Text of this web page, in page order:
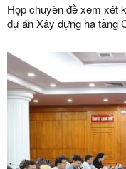
Họp chuyên đề xem xét
dự án Xây dựng hạ tầng
phục vụ giải phóng mặt
Sơn